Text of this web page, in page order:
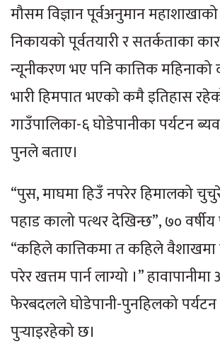
मौसम विज्ञान पूर्वअनुमान
निकायको पूर्वतयारी र सतर्कताका
न्यूनीकरण भए पनि कात्तिक महिनाको
भारी हिमपात भएको कमै इतिहास
गाउँपालिका-६ घोडेपानीका पर्यटन
पुनले बताए।
“पुस, माघमा हिउँ नपरेर हिमालको
पहाड कालो पत्थर देखिन्छ”, ७०
“कहिले कात्तिकमा त कहिले
परेर खत्तम पार्न लाग्यो ।”
फेरबदलले घोडेपानी-पुनहिलको पर्यटन
पुर्‍याइरहेको छ।